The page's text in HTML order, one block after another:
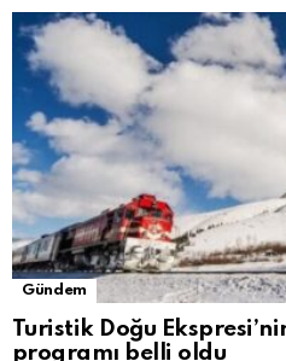
Gündem
Turistik Doğu
programı belli oldu